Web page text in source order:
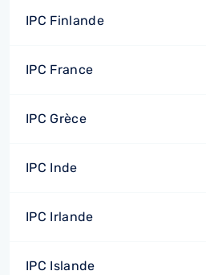
IPC Finlande
IPC France
IPC Grèce
IPC Inde
IPC Irlande
IPC Islande